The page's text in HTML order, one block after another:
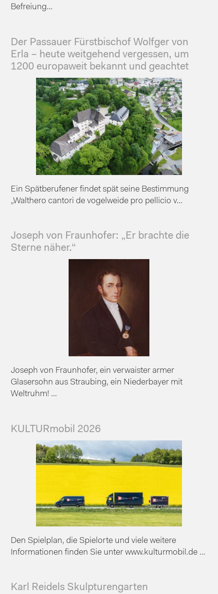
Befreiung...
Der Passauer Fürstbischof Wolfger von
Erla – heute weitgehend vergessen, um
1200 europaweit bekannt und geachtet
Ein Spätberufener findet spät seine Bestimmung
„Walthero cantori de vogelweide pro pellicio v...
Joseph von Fraunhofer: „Er brachte die
Sterne näher.“
Joseph von Fraunhofer, ein verwaister armer
Glasersohn aus Straubing, ein Niederbayer mit
Weltruhm! ...
KULTURmobil 2026
Den Spielplan, die Spielorte und viele weitere
Informationen finden Sie unter www.kulturmobil.de ...
Karl Reidels Skulpturengarten